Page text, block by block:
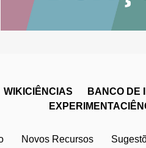
WIKICIÊNCIAS BANCO DE
Novos Recursos